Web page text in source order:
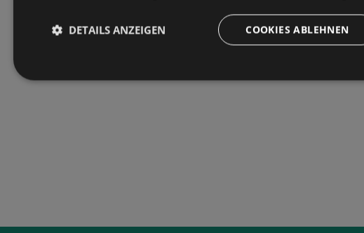
COOKIES ABLEHNEN
DETAILS ANZEIGEN